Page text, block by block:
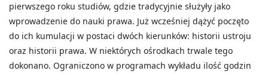
pierwszego roku studiów, gdzie tradycyjnie służyły jako
wprowadzenie do nauki prawa. Już wcześniej dążyć poczęto
do ich kumulacji w postaci dwóch kierunków: historii ustroju
oraz historii prawa. W niektórych ośrodkach trwale tego
dokonano. Ograniczono w programach wykładu ilość godzin